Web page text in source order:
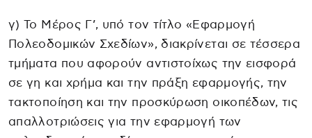
γ) Το Μέρος Γ’, υπό τον τίτλο «Εφαρμογή
Πολεοδομικών Σχεδίων», διακρίνεται σε τέσσερα
τμήματα που αφορούν αντιστοίχως την εισφορά
σε γη και χρήμα και την πράξη εφαρμογής, την
τακτοποίηση και την προσκύρωση οικοπέδων, τις
απαλλοτριώσεις για την εφαρμογή των